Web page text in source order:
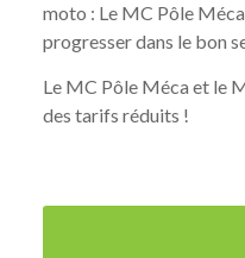
moto : Le MC Pôle
progresser dans le bon
Le MC Pôle Méca et le
des tarifs réduits !